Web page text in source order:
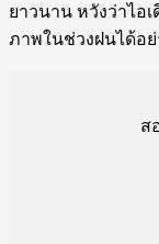
ยาวนาน หวังว่าไอ
ภาพในช่วงฝนได้อ
ส